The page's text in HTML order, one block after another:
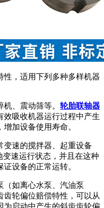
性，适用下列多种多样机器
、震动筛等。 轮胎联轴器
效吸收机器运行过程中产生
加设备使用寿命。
变速的搅拌器、起重设备
速运行状态，并且在这种
设备的正常运转。
（如离心水泵、汽油泵
轮偏位赔偿特性，可以从
为启动中产生的斜齿齿轮偏